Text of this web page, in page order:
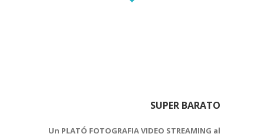
SUPER BARATO
Un PLATÓ FOTOGRAFIA VIDEO STREAMING al